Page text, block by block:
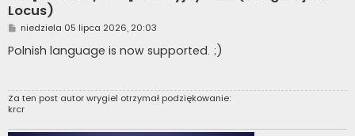
Locus)
P
s
t
niedziela 05 lipca 2026, 20:03
Polnish language is now supported. ;)
Za ten post autorwrygiel otrzymał podziękowanie:
krcr